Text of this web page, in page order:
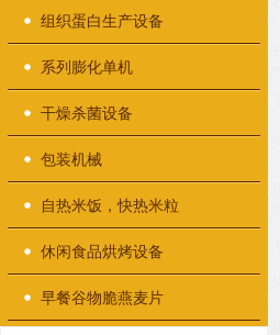
组织蛋白生产设备
系列膨化单机
干燥杀菌设备
包装机械
自热米饭，快热米粒
休闲食品烘烤设备
早餐谷物脆燕麦片